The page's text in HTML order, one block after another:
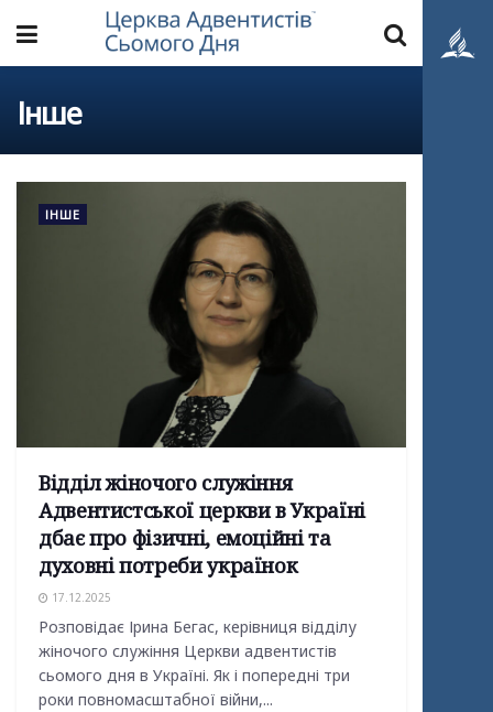
Інше
ІНШЕ
Відділ жіночого служіння
Адвентистської церкви в Україні
дбає про фізичні, емоційні та
духовні потреби українок
17.12.2025
Розповідає Ірина Бегас, керівниця відділу
жіночого служіння Церкви адвентистів
сьомого дня в Україні. Як і попередні три
роки повномасштабної війни,...